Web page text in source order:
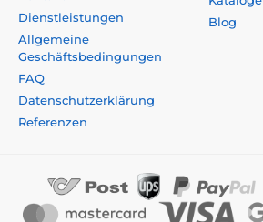
Dienstleistungen
Allgemeine
Geschäftsbedingungen
FAQ
Datenschutzerklärung
Referenzen
Blog